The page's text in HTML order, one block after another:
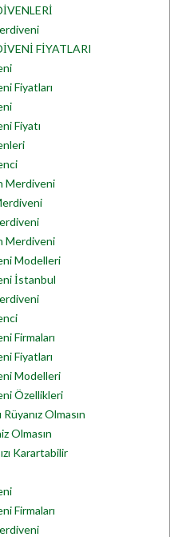
FİYATLARI
Fiyatları
Fiyatı
Merdiveni
Merdiveni
Modelleri
İstanbul
Firmaları
Fiyatları
Modelleri
Özellikleri
Olmasın
Olmasın
Karartabilir
Firmaları